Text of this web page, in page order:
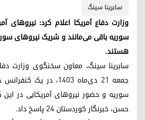
سابرینا سینگ
وزارت دفاع آمریکا اعلام کرد:
سوریه باقی می‌مانند و شریک نیروهای
هستند.
سابرینا سینگ، معاون سخنگوی وزارت
جمعه ۲۱ دی‌ماه ۱۴۰۳، در
سوریه و حضور نیروهای آمریکایی در
حسن، خبرنگار کوردستان ۲۴ پاسخ داد.